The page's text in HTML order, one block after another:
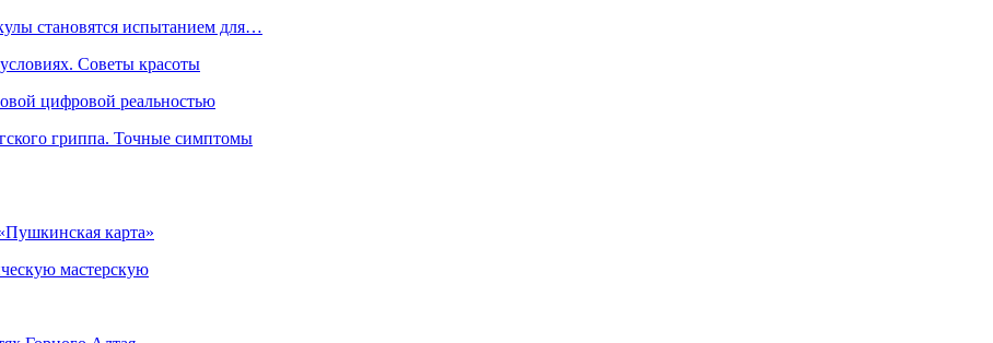
становятся испытанием для…
Советы красоты
цифровой реальностью
гриппа. Точные симптомы
карта»
мастерскую